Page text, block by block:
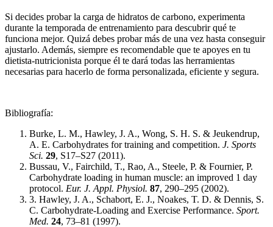
Si decides probar la carga de hidratos de carbono, experimenta
durante la temporada de entrenamiento para descubrir qué te
funciona mejor. Quizá debes probar más de una vez hasta conseguir
ajustarlo. Además, siempre es recomendable que te apoyes en tu
dietista-nutricionista porque él te dará todas las herramientas
necesarias para hacerlo de forma personalizada, eficiente y segura.
Bibliografía:
Burke, L. M., Hawley, J. A., Wong, S. H. S. & Jeukendrup,
A. E. Carbohydrates for training and competition. J. Sports
Sci. 29, S17–S27 (2011).
Bussau, V., Fairchild, T., Rao, A., Steele, P. & Fournier, P.
Carbohydrate loading in human muscle: an improved 1 day
protocol. Eur. J. Appl. Physiol. 87, 290–295 (2002).
3. Hawley, J. A., Schabort, E. J., Noakes, T. D. & Dennis, S.
C. Carbohydrate-Loading and Exercise Performance. Sport.
Med. 24, 73–81 (1997).